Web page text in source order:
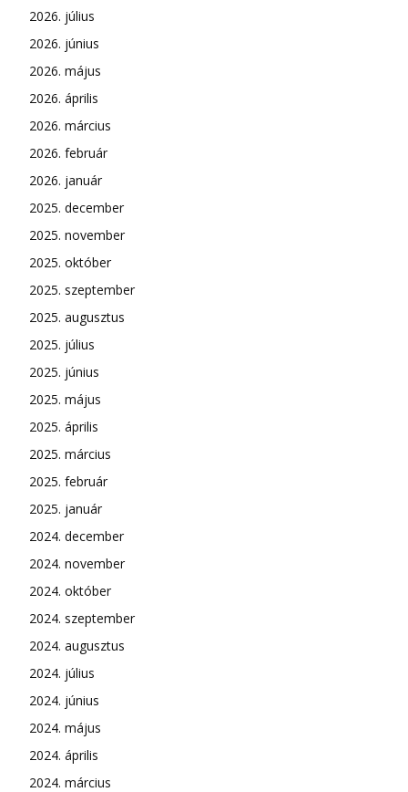
2026. július
2026. június
2026. május
2026. április
2026. március
2026. február
2026. január
2025. december
2025. november
2025. október
2025. szeptember
2025. augusztus
2025. július
2025. június
2025. május
2025. április
2025. március
2025. február
2025. január
2024. december
2024. november
2024. október
2024. szeptember
2024. augusztus
2024. július
2024. június
2024. május
2024. április
2024. március